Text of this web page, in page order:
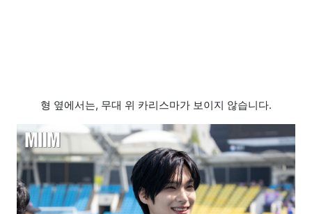
형 옆에서는, 무대 위 카리스마가 보이지 않습니다.